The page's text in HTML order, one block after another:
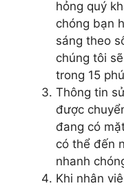
hỏng quý
chóng bạn
sáng theo
chúng tôi
trong 15
Thông tin
được
đang có
có thể đến
nhanh
Khi nhân